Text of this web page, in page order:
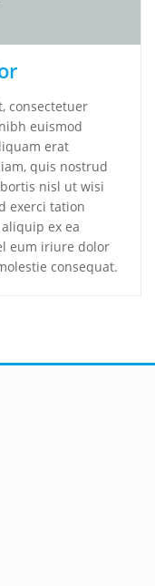
consectetuer
euismod
erat
quis nostrud
nisl ut wisi
exerci tation
ex ea
eum iriure dolor
consequat.